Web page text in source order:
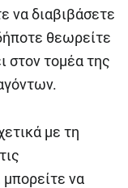
να διαβιβάσετε
θεωρείτε
στον τομέα της
με τη
να